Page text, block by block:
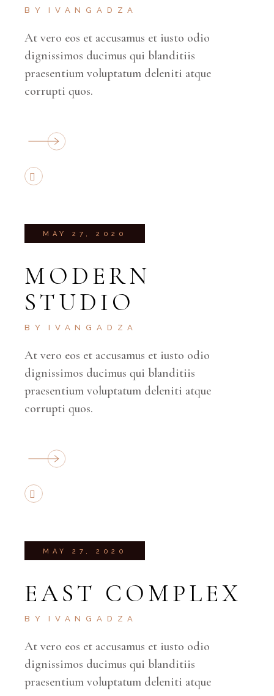
BY IVANGADZA
At vero eos et accusamus et iusto odio
dignissimos ducimus qui blanditiis
praesentium voluptatum deleniti atque
corrupti quos.
MAY 27, 2020
MODERN
STUDIO
BY IVANGADZA
At vero eos et accusamus et iusto odio
dignissimos ducimus qui blanditiis
praesentium voluptatum deleniti atque
corrupti quos.
MAY 27, 2020
EAST COMPLEX
BY IVANGADZA
At vero eos et accusamus et iusto odio
dignissimos ducimus qui blanditiis
praesentium voluptatum deleniti atque